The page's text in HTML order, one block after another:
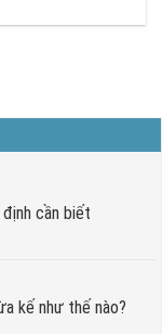
định cần biết
kế như thế nào?